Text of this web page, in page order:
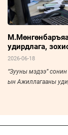
удирдлага,
хэрэгжүүлдэг
2026-06-18
“Зууны мэдээ”
ын Ажиллагааны